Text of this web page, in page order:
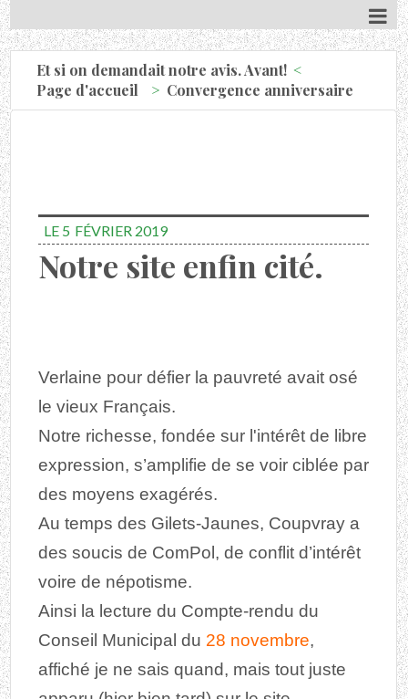
Et si on demandait notre avis. Avant!
Page d'accueil
Convergence anniversaire
LE 5 FÉVRIER 2019
Notre site enfin cité.
Verlaine pour défier la pauvreté avait osé
le vieux Français.
Notre richesse, fondée sur l'intérêt de libre
expression, s’amplifie de se voir ciblée par
des moyens exagérés.
Au temps des Gilets-Jaunes, Coupvray a
des soucis de ComPol, de conflit d’intérêt
voire de népotisme.
Ainsi la lecture du Compte-rendu du
Conseil Municipal du 28 novembre,
affiché je ne sais quand, mais tout juste